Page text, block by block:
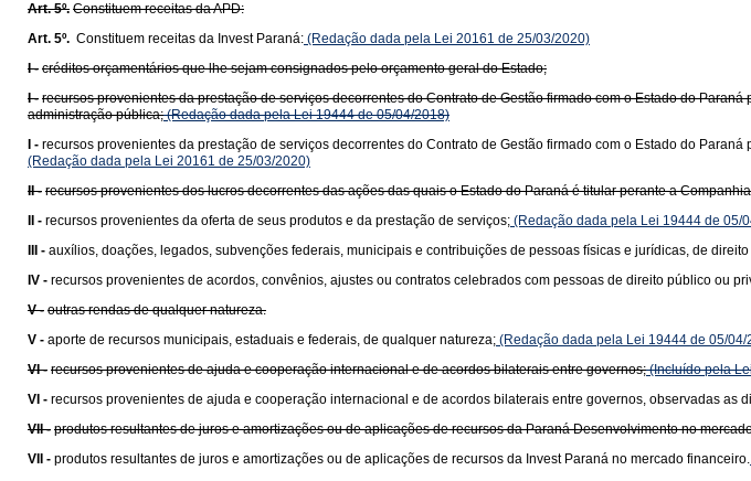
Art. 5º. Constituem receitas da APD:
Art. 5º. Constituem receitas da Invest Paraná: (Redação dada pela Lei 20161 de 25/03/2020)
I - créditos orçamentários que lhe sejam consignados pelo orçamento geral do Estado;
I - recursos provenientes da prestação de serviços decorrentes do Contrato de Gestão firmado com o Estado do
administração pública;(Redação dada pela Lei 19444 de 05/04/2018)
I - recursos provenientes da prestação de serviços decorrentes do Contrato de Gestão firmado com o Estado do
(Redação dada pela Lei 20161 de 25/03/2020)
II - recursos provenientes dos lucros decorrentes das ações das quais o Estado do Paraná é titular perante a
II - recursos provenientes da oferta de seus produtos e da prestação de serviços; (Redação dada pela Lei 19444 de 05/
III - auxílios, doações, legados, subvenções federais, municipais e contribuições de pessoas físicas e jurídicas, de
IV - recursos provenientes de acordos, convênios, ajustes ou contratos celebrados com pessoas de direito público ou
V - outras rendas de qualquer natureza.
V - aporte de recursos municipais, estaduais e federais, de qualquer natureza; (Redação dada pela Lei 19444 de 05/04/
VI - recursos provenientes de ajuda e cooperação internacional e de acordos bilaterais entre governos;(Incluído pela
VI - recursos provenientes de ajuda e cooperação internacional e de acordos bilaterais entre governos, observadas as
VII - produtos resultantes de juros e amortizações ou de aplicações de recursos da Paraná Desenvolvimento no
VII - produtos resultantes de juros e amortizações ou de aplicações de recursos da Invest Paraná no mercado financeiro.